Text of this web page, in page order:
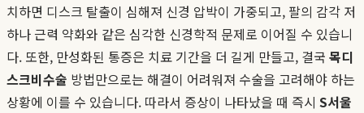
치하면 디스크 탈출이 심해져 신경 압박이 가중되고, 팔의 감각 저
하나 근력 약화와 같은 심각한 신경학적 문제로 이어질 수 있습니
다. 또한, 만성화된 통증은 치료 기간을 더 길게 만들고, 결국 목디
스크비수술 방법만으로는 해결이 어려워져 수술을 고려해야 하는
상황에 이를 수 있습니다. 따라서 증상이 나타났을 때 즉시 S서울